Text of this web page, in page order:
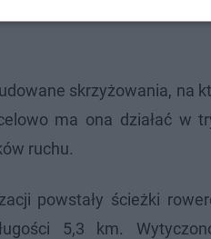
skrzyżowania, na
ma ona działać w
ruchu.
powstały ścieżki
5,3 km.